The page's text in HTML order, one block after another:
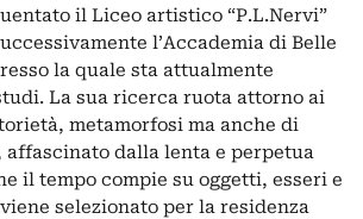
il Liceo artistico “P.L.Nervi”
l’Accademia di Belle
la quale sta attualmente
La sua ricerca ruota attorno ai
metamorfosi ma anche di
affascinato dalla lenta e perpetua
il tempo compie su oggetti, esseri e
selezionato per la residenza